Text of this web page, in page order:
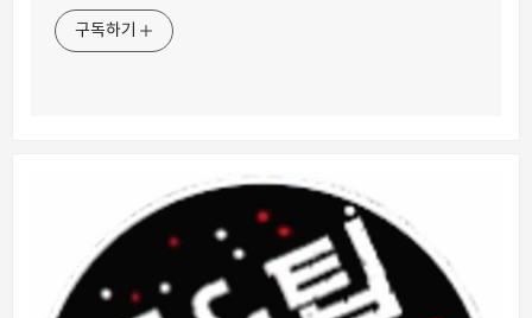
구독하기